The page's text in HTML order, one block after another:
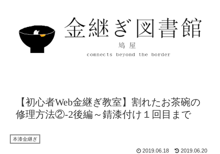
【初心者Web金継ぎ教室】割れたお茶碗の
修理方法②-2後編～錆漆付け１回目まで
本漆金継ぎ
2019.06.18 2019.06.20